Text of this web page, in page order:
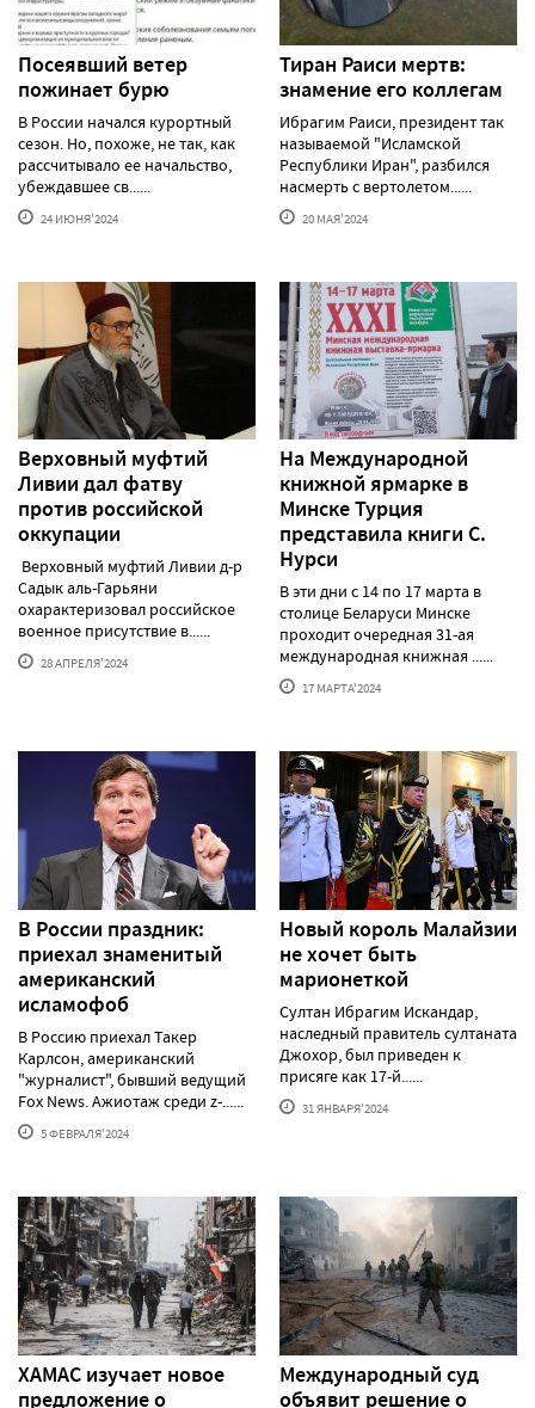
Посеявший ветер
пожинает бурю
В России начался курортный
сезон. Но, похоже, не так, как
рассчитывало ее начальство,
убеждавшее св......
24 ИЮНЯ'2024
Тиран Раиси мертв:
знамение его коллегам
Ибрагим Раиси, президент так
называемой "Исламской
Республики Иран", разбился
насмерть с вертолетом......
20 МАЯ'2024
Верховный муфтий
Ливии дал фатву
против российской
оккупации
Верховный муфтий Ливии д-р
Садык аль-Гарьяни
охарактеризовал российское
военное присутствие в......
28 АПРЕЛЯ'2024
На Международной
книжной ярмарке в
Минске Турция
представила книги С.
Нурси
В эти дни с 14 по 17 марта в
столице Беларуси Минске
проходит очередная 31-ая
международная книжная ......
17 МАРТА'2024
В России праздник:
приехал знаменитый
американский
исламофоб
В Россию приехал Такер
Карлсон, американский
"журналист", бывший ведущий
Fox News. Ажиотаж среди z-......
5 ФЕВРАЛЯ'2024
Новый король Малайзии
не хочет быть
марионеткой
Султан Ибрагим Искандар,
наследный правитель султаната
Джохор, был приведен к
присяге как 17-й......
31 ЯНВАРЯ'2024
ХАМАС изучает новое
предложение о
Международный суд
объявит решение о